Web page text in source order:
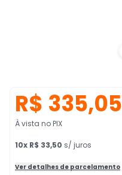
R$ 335,05
À vista no PIX
10x R$ 33,50 s/ juros
Ver detalhes de parcelamento